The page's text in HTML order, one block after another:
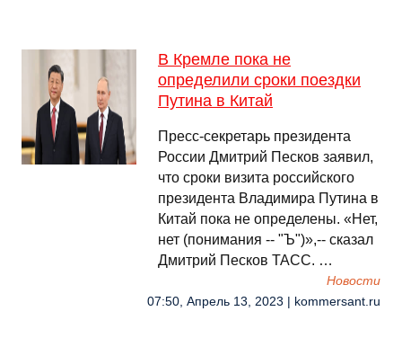
В Кремле пока не
определили сроки поездки
Путина в Китай
Пресс-секретарь президента
России Дмитрий Песков заявил,
что сроки визита российского
президента Владимира Путина в
Китай пока не определены. «Нет,
нет (понимания -- "Ъ")»,-- сказал
Дмитрий Песков ТАСС. …
Новости
07:50, Апрель 13, 2023 | kommersant.ru